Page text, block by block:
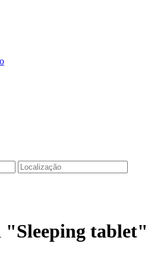
"Sleeping tablet"